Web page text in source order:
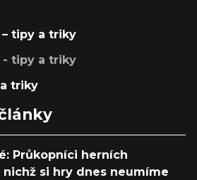
tipy a triky
- tipy a triky
triky
Průkopníci herních
si hry dnes neumíme